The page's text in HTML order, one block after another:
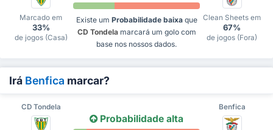
Marcado em
33%
de jogos (Casa)
Existe um Probabilidade baixaque
CD Tondelamarcará um golo com
base nos nossos dados.
Clean Sheets em
67%
de jogos (Fora)
Irá Benfica marcar?
CD Tondela Benfica
Probabilidade alta